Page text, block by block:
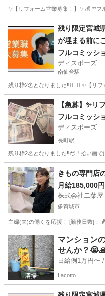
✨【リフォーム営業募集！】✨ 💰 **
八木山動物公園
残り限定宮城
が埋まる前に
フルコミッシ
ディスポーズ
南仙台駅
残り枠2名となりました‼︎🙇🏻‍♂️ ✨【リ
宮城 仙台市 南仙台駅
【急募】✨リ
フルコミッシ
ディスポーズ
長町駅
残り枠2名となりました‼︎🥹「拾い画
宮城 仙台市 長町駅 営業
きもの専門店
月給185,000円
株式会社二葉屋
多賀城市
主婦(夫)の働くを応援！ [勤務日数]：
宮城 多賀城市 アパレル
マンション
せんか？
Lacotto